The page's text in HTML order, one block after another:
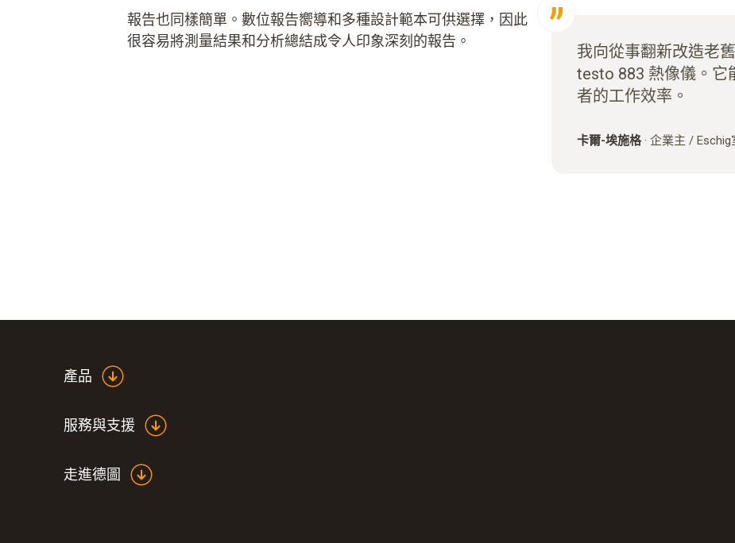
我向從事翻新改造老
testo 883 熱像儀。它
者的工作效率。
卡爾-埃施格· 企業主 / Eschig
報告也同樣簡單。數位報告嚮導和多種設計範本可供選擇，因此
很容易將測量結果和分析總結成令人印象深刻的報告。
產品
服務與支援
走進德圖